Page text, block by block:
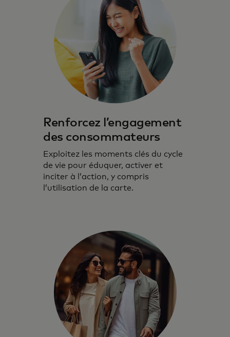
Renforcez l’engagement
des consommateurs
Exploitez les moments clés du cycle
de vie pour éduquer, activer et
inciter à l’action, y compris
l’utilisation de la carte.